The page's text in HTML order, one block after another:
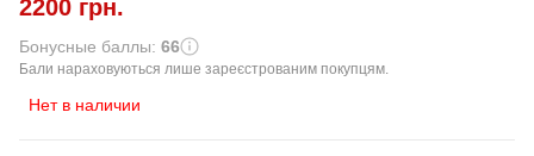
2200 грн.
Бонусные баллы: 66
Бали нараховуються лише зареєстрованим покупцям.
Нет в наличии